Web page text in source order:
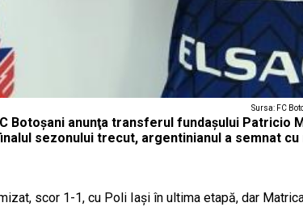
Sursa: FC
Botoşani anunţa transferul fundaşului Patricio
sezonului trecut, argentinianul a semnat
scor 1-1, cu Poli Iaşi în ultima etapă, dar